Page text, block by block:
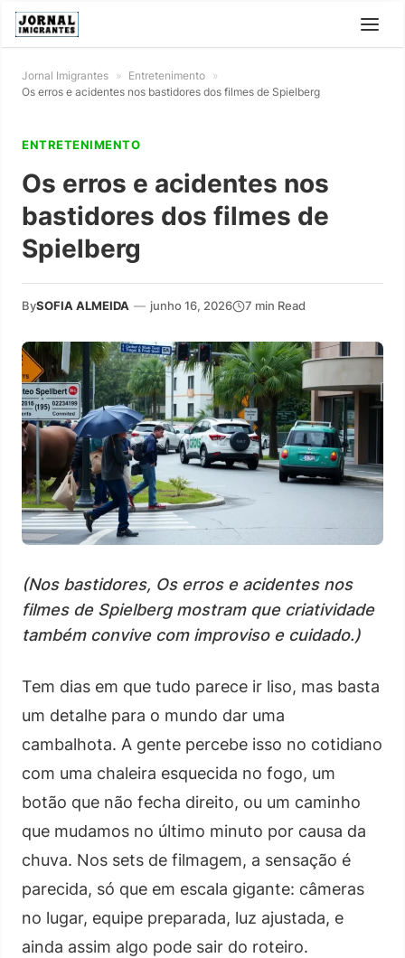
Jornal Imigrantes » Entretenimento »
Os erros e acidentes nos bastidores dos filmes de Spielberg
ENTRETENIMENTO
Os erros e acidentes nos
bastidores dos filmes de
Spielberg
BySOFIA ALMEIDA — junho 16, 2026 7 min Read
(Nos bastidores, Os erros e acidentes nos
filmes de Spielberg mostram que criatividade
também convive com improviso e cuidado.)
Tem dias em que tudo parece ir liso, mas basta
um detalhe para o mundo dar uma
cambalhota. A gente percebe isso no cotidiano
com uma chaleira esquecida no fogo, um
botão que não fecha direito, ou um caminho
que mudamos no último minuto por causa da
chuva. Nos sets de filmagem, a sensação é
parecida, só que em escala gigante: câmeras
no lugar, equipe preparada, luz ajustada, e
ainda assim algo pode sair do roteiro.